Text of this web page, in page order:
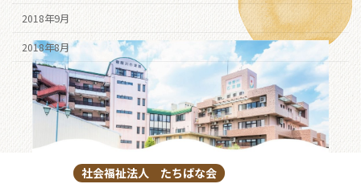
2018年9月
2018年8月
社会福祉法人 たちばな会